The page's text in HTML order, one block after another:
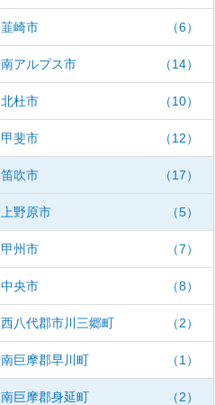
韮崎市 （6）
南アルプス市 （14）
北杜市 （10）
甲斐市 （12）
笛吹市 （17）
上野原市 （5）
甲州市 （7）
中央市 （8）
西八代郡市川三郷町 （2）
南巨摩郡早川町 （1）
南巨摩郡身延町 （2）